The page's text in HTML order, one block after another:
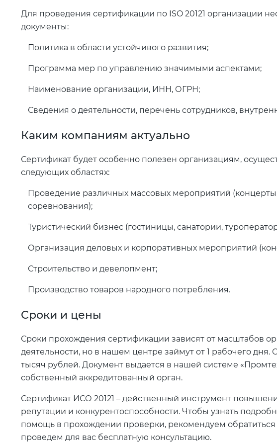
Для проведения сертификации по ISO 20121 организации
документы:
Политика в области устойчивого развития;
Программа мер по управлению значимыми аспектами;
Наименование организации, ИНН, ОГРН;
Сведения о деятельности, перечень сотрудников,
Каким компаниям актуально
Сертификат будет особенно полезен организациям,
следующих областях:
Проведение различных массовых мероприятий
соревнования);
Туристический бизнес (гостиницы, санатории,
Организация деловых и корпоративных мероприятий
Строительство и девелопмент;
Производство товаров народного потребления.
Сроки и цены
Сроки прохождения сертификации зависят от масштабов
деятельности, но в нашем центре займут от 1 рабочего дня.
тысяч рублей. Документ выдается в нашей системе
собственный аккредитованный орган.
Сертификат ИСО 20121 – действенный инструмент
репутации и конкурентоспособности. Чтобы узнать
помощь в прохождении проверки, рекомендуем
проведем для вас бесплатную консультацию.